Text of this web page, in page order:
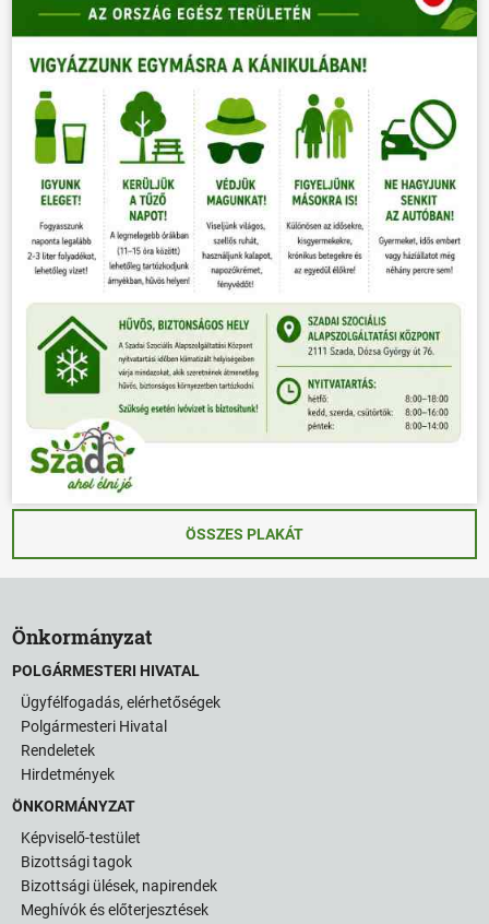
ÖSSZES PLAKÁT
Önkormányzat
POLGÁRMESTERI HIVATAL
Ügyfélfogadás, elérhetőségek
Polgármesteri Hivatal
Rendeletek
Hirdetmények
ÖNKORMÁNYZAT
Képviselő-testület
Bizottsági tagok
Bizottsági ülések, napirendek
Meghívók és előterjesztések